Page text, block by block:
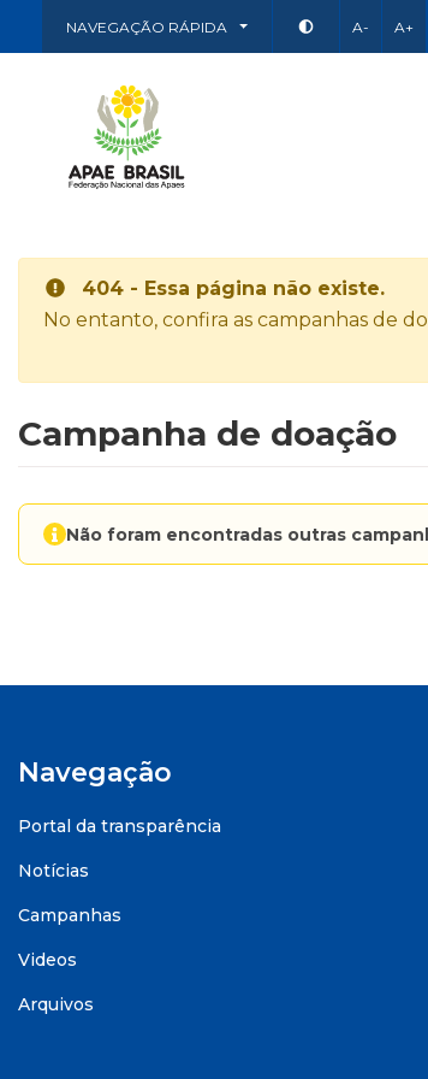
NAVEGAÇÃO RÁPIDA A- A+
404 - Essa página não existe.
No entanto, confira as campanhas de
Campanha de doação
Não foram encontradas outras
Navegação
Portal da transparência
Notícias
Campanhas
Videos
Arquivos